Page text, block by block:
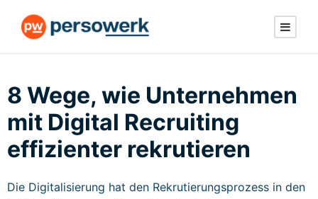
8 Wege, wie Unternehmen
mit Digital Recruiting
effizienter rekrutieren
Die Digitalisierung hat den Rekrutierungsprozess in den